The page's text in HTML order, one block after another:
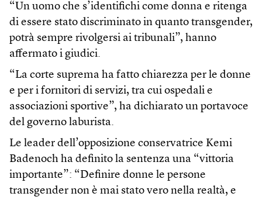
“Un uomo che s’identifichi come donna e ritenga
di essere stato discriminato in quanto transgender,
potrà sempre rivolgersi ai tribunali”, hanno
affermato i giudici.
“La corte suprema ha fatto chiarezza per le donne
e per i fornitori di servizi, tra cui ospedali e
associazioni sportive”, ha dichiarato un portavoce
del governo laburista.
Le leader dell’opposizione conservatrice Kemi
Badenoch ha definito la sentenza una “vittoria
importante”: “Definire donne le persone
transgender non è mai stato vero nella realtà, e